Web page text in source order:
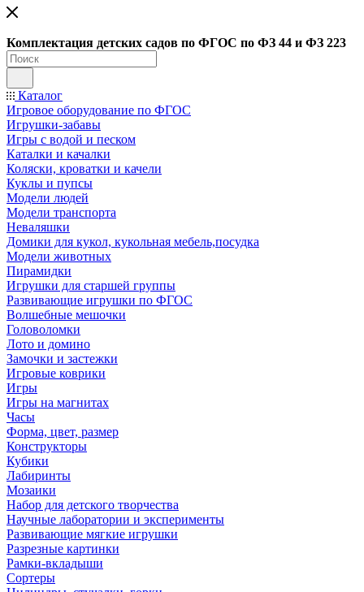
Комплектация детских садов по ФГОC по ФЗ 44 и ФЗ 223
Каталог
Игровое оборудование по ФГОС
Игрушки-забавы
Игры с водой и песком
Каталки и качалки
Коляски, кроватки и качели
Куклы и пупсы
Модели людей
Модели транспорта
Неваляшки
Домики для кукол, кукольная мебель,посудка
Модели животных
Пирамидки
Игрушки для старшей группы
Развивающие игрушки по ФГОС
Волшебные мешочки
Головоломки
Лото и домино
Замочки и застежки
Игровые коврики
Игры
Игры на магнитах
Часы
Форма, цвет, размер
Конструкторы
Кубики
Лабиринты
Мозаики
Набор для детского творчества
Научные лаборатории и эксперименты
Развивающие мягкие игрушки
Разрезные картинки
Рамки-вкладыши
Сортеры